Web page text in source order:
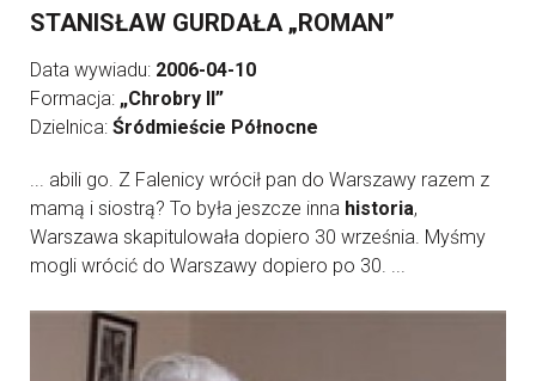
STANISŁAW GURDAŁA „ROMAN”
Data wywiadu: 2006-04-10
Formacja: „Chrobry II”
Dzielnica: Śródmieście Północne
... abili go. Z Falenicy wrócił pan do Warszawy razem z
mamą i siostrą? To była jeszcze inna historia,
Warszawa skapitulowała dopiero 30 września. Myśmy
mogli wrócić do Warszawy dopiero po 30. ...